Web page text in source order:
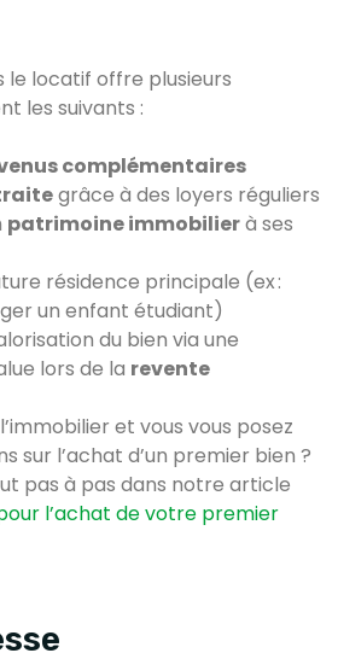
le locatif offre plusieurs
les suivants :
complémentaires
grâce à des loyers réguliers
patrimoine immobilierà ses
résidence principale (ex :
un enfant étudiant)
du bien via une
lors de la revente
et vous vous posez
sur l’achat d’un premier bien ?
pas à pas dans notre article
l’achat de votre premier